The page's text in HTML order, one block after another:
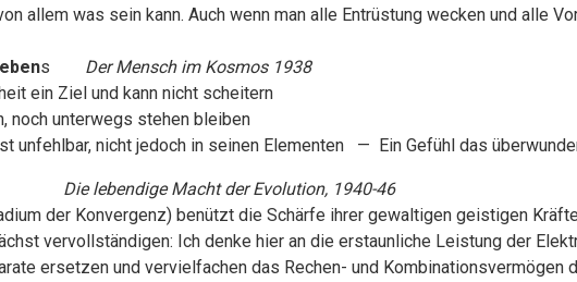
allem was sein kann. Auch wenn man alle Entrüstung wecken und alle
s
Der Mensch im Kosmos 1938
ein Ziel und kann nicht scheitern
noch unterwegs stehen bleiben
unfehlbar, nicht jedoch in seinen Elementen — Ein Gefühl das
Die lebendige Macht der Evolution, 1940-46
der Konvergenz) benützt die Schärfe ihrer gewaltigen geistigen
vervollständigen: Ich denke hier an die erstaunliche Leistung der
ersetzen und vervielfachen das Rechen- und Kombinationsvermögen